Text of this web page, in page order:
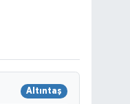
Altıntaş